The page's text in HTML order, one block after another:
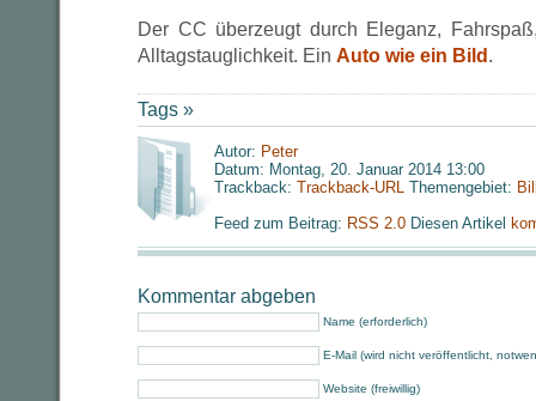
Der CC überzeugt durch Eleganz,
Alltagstauglichkeit. Ein Auto wie ein Bild .
Tags »
Autor: Peter
Datum: Montag, 20. Januar 2014 13:00
Trackback: Trackback-URL Themengebiet:
Feed zum Beitrag: RSS 2.0 Diesen Artikel
Kommentar abgeben
Name (erforderlich)
E-Mail (wird nicht veröffentlicht,
Website (freiwillig)